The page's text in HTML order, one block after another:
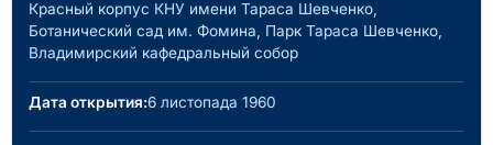
Красный корпус КНУ имени Тараса Шевченко,
Ботанический сад им. Фомина, Парк Тараса Шевченко,
Владимирский кафедральный собор
Дата открытия:6 листопада 1960